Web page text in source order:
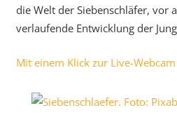
die Welt der Siebenschläfer, vor
verlaufende Entwicklung der
Mit einem Klick zur Live-Webcam